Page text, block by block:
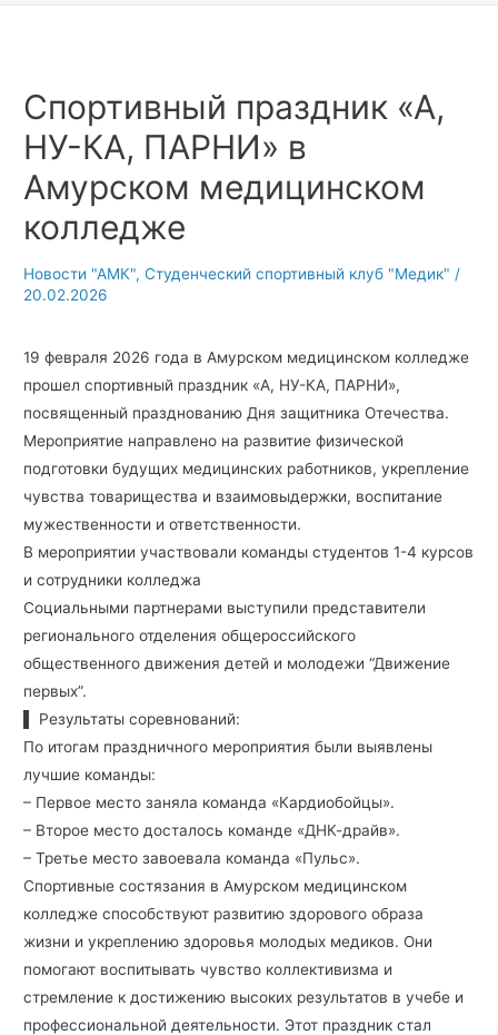
Спортивный праздник «А,
НУ-КА, ПАРНИ» в
Амурском медицинском
колледже
Новости "АМК",Студенческий спортивный клуб "Медик" /
20.02.2026
19 февраля 2026 года в Амурском медицинском колледже
прошел спортивный праздник «А, НУ-КА, ПАРНИ»,
посвященный празднованию Дня защитника Отечества.
Мероприятие направлено на развитие физической
подготовки будущих медицинских работников, укрепление
чувства товарищества и взаимовыдержки, воспитание
мужественности и ответственности.
В мероприятии участвовали команды студентов 1-4 курсов
и сотрудники колледжа
Социальными партнерами выступили представители
регионального отделения общероссийского
общественного движения детей и молодежи “Движение
первых”.
▌ Результаты соревнований:
По итогам праздничного мероприятия были выявлены
лучшие команды:
– Первое место заняла команда «Кардиобойцы».
– Второе место досталось команде «ДНК-драйв».
– Третье место завоевала команда «Пульс».
Спортивные состязания в Амурском медицинском
колледже способствуют развитию здорового образа
жизни и укреплению здоровья молодых медиков. Они
помогают воспитывать чувство коллективизма и
стремление к достижению высоких результатов в учебе и
профессиональной деятельности. Этот праздник стал